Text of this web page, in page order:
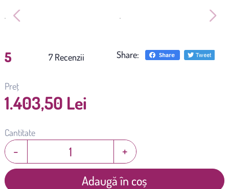
5 7 Share:
Preț
1.403,50 Lei
Cantitate
+
-
Adaugă în coș